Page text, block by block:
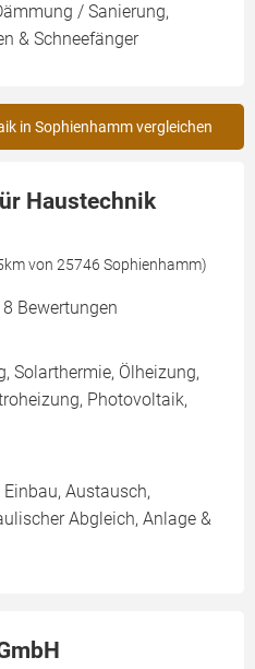
/ Sanierung,
& Schneefänger
in Sophienhamm vergleichen
Haustechnik
von 25746 Sophienhamm)
Bewertungen
Solarthermie, Ölheizung,
Photovoltaik,
Austausch,
Abgleich, Anlage &